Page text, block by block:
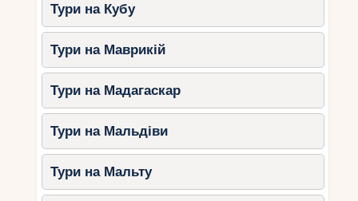
Тури на Кубу
Тури на Маврикій
Тури на Мадагаскар
Тури на Мальдіви
Тури на Мальту